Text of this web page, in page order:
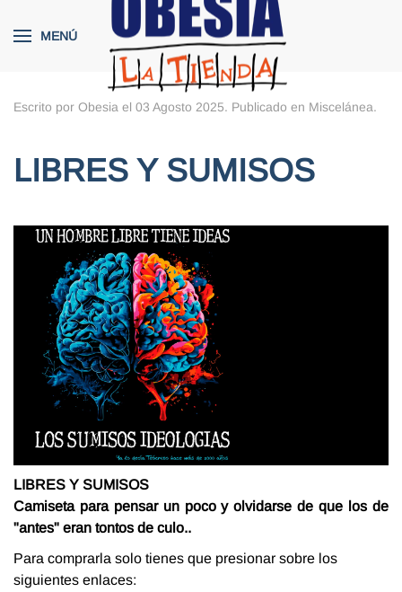
Skip to main content
MENÚ
Escrito por Obesia el 03 Agosto 2025. Publicado en Miscelánea.
LIBRES Y SUMISOS
LIBRES Y SUMISOS
Camiseta para pensar un poco y olvidarse de que los de
"antes" eran tontos de culo..
Para comprarla solo tienes que presionar sobre los
siguientes enlaces: